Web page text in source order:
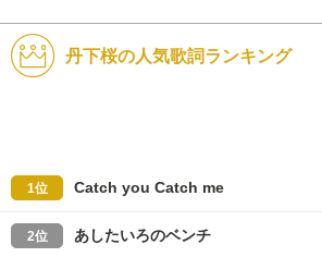
丹下桜の人気歌詞ランキング
1位 Catch you Catch me
2位 あしたいろのベンチ